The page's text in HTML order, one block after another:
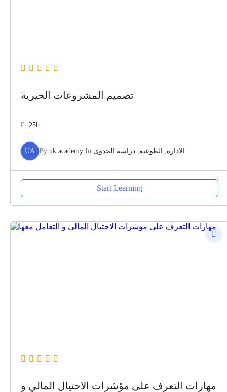
تصميم المشروعات الخيرية
25h
UA By uk academy In الادارة الطوعية دراسة الجدوى
Start Learning
مهارات التعرف على مؤشرات الاحتيال المالي و